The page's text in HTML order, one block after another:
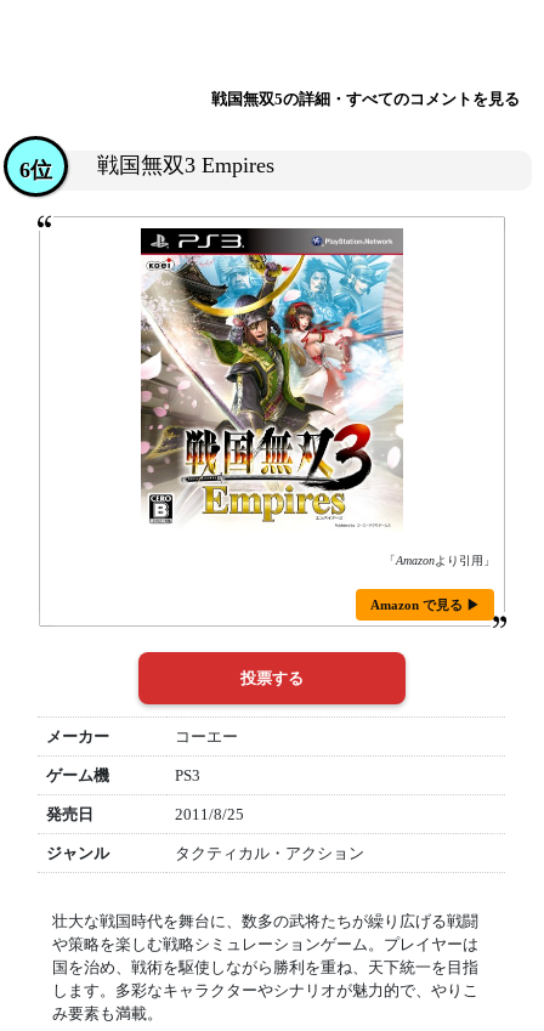
戦国無双5の詳細・すべてのコメントを見る
戦国無双3 Empires
6位
「Amazonより引用」
Amazon で見る ▶
メーカー コーエー
ゲーム機 PS3
発売日 2011/8/25
ジャンル タクティカル・アクション
壮大な戦国時代を舞台に、数多の武将たちが繰り広げる戦闘
や策略を楽しむ戦略シミュレーションゲーム。プレイヤーは
国を治め、戦術を駆使しながら勝利を重ね、天下統一を目指
します。多彩なキャラクターやシナリオが魅力的で、やりこ
み要素も満載。